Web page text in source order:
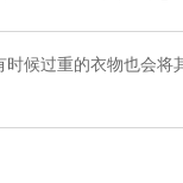
候过重的衣物也会